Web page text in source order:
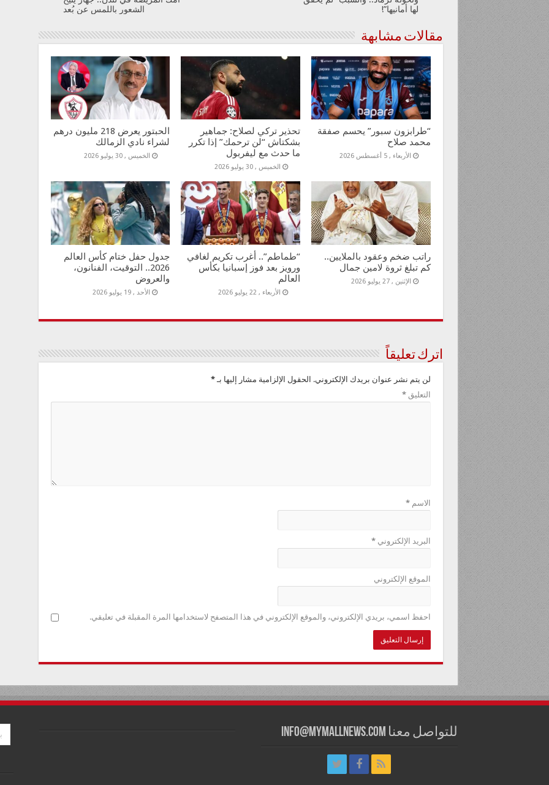
لها أمانيها”!
الشعور باللمس عن بُعد
مقالات مشابهة
“طرابزون سبور” يحسم صفقة
محمد صلاح
الأربعاء , 5 أغسطس 2026
تحذير تركي لصلاح: جماهير
بشكتاش “لن ترحمك” إذا تكرر
ما حدث مع ليفربول
الخميس , 30 يوليو 2026
الحبتور يعرض 218 مليون درهم
لشراء نادي الزمالك
الخميس , 30 يوليو 2026
راتب ضخم وعقود بالملايين..
كم تبلغ ثروة لامين جمال
الإثنين , 27 يوليو 2026
“طماطم”.. أغرب تكريم لغافي
ورويز بعد فوز إسبانيا بكأس
العالم
الأربعاء , 22 يوليو 2026
جدول حفل ختام كأس العالم
2026.. التوقيت، الفنانون،
والعروض
الأحد , 19 يوليو 2026
اترك تعليقاً
لن يتم نشر عنوان بريدك الإلكتروني. الحقول الإلزامية مشار إليها بـ*
التعليق*
الاسم*
البريد الإلكتروني*
الموقع الإلكتروني
احفظ اسمي، بريدي الإلكتروني، والموقع الإلكتروني في هذا المتصفح لاستخدامها المرة المقبلة في تعليقي.
للتواصل معنا info@mymallnews.com